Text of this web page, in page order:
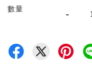
數量 -